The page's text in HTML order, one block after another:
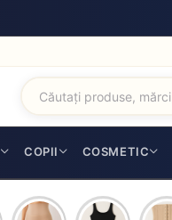
COPII COSMETIC